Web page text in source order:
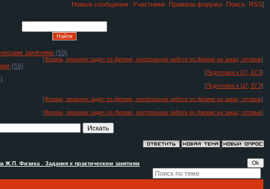
Новые сообщения· Участники· Правила форума· Поиск· RSS]
занятиям (59)
[Физика, решение задач по физике, контрольная работа по физике на заказ, готовые]
(59)
[ Подготовка к ЦТ, ЕГЭ]
[ Подготовка к ЦТ, ЕГЭ]
[Физика, решение задач по физике, контрольная работа по физике на заказ, готовые]
[Физика, решение задач по физике, контрольная работа по физике на заказ, готовые]
Ж.П. Физика . Задания к практическим занятиям